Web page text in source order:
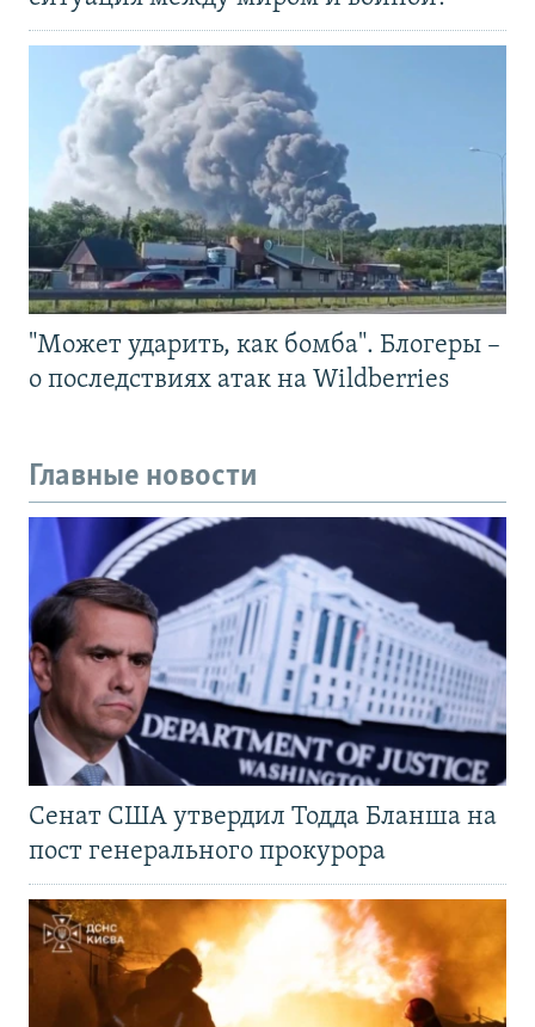
"Может ударить, как бомба". Блогеры –
о последствиях атак на Wildberries
Главные новости
Сенат США утвердил Тодда Бланша на
пост генерального прокурора